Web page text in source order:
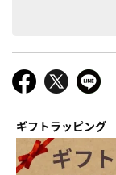
ギフトラッピング